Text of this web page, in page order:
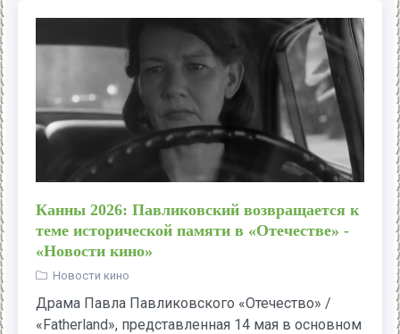
Канны 2026: Павликовский возвращается к
теме исторической памяти в «Отечестве» -
«Новости кино»
Новости кино
Драма Павла Павликовского «Отечество» /
«Fatherland», представленная 14 мая в основном